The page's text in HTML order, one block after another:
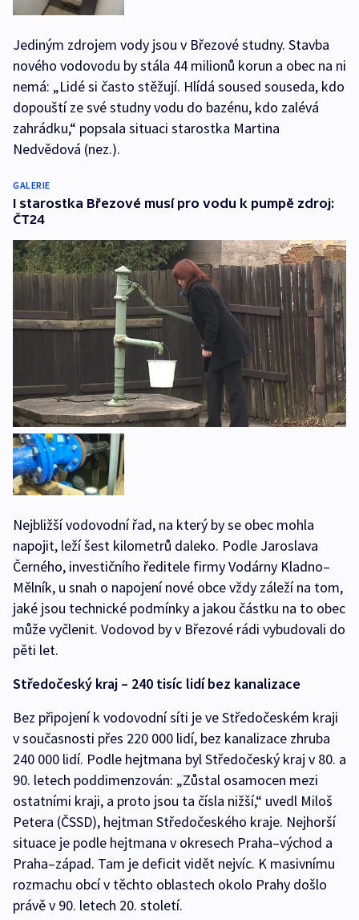
Jediným zdrojem vody jsou v Březové studny. Stavba
nového vodovodu by stála 44 milionů korun a obec na ni
nemá: „Lidé si často stěžují. Hlídá soused souseda, kdo
dopouští ze své studny vodu do bazénu, kdo zalévá
zahrádku,“ popsala situaci starostka Martina
Nedvědová (nez.).
GALERIE
I starostka Březové musí pro vodu k pumpě zdroj:
ČT24
Nejbližší vodovodní řad, na který by se obec mohla
napojit, leží šest kilometrů daleko. Podle Jaroslava
Černého, investičního ředitele firmy Vodárny Kladno–
Mělník, u snah o napojení nové obce vždy záleží na tom,
jaké jsou technické podmínky a jakou částku na to obec
může vyčlenit. Vodovod by v Březové rádi vybudovali do
pěti let.
Středočeský kraj – 240 tisíc lidí bez kanalizace
Bez připojení k vodovodní síti je ve Středočeském kraji
v současnosti přes 220 000 lidí, bez kanalizace zhruba
240 000 lidí. Podle hejtmana byl Středočeský kraj v 80. a
90. letech poddimenzován: „Zůstal osamocen mezi
ostatními kraji, a proto jsou ta čísla nižší,“ uvedl Miloš
Petera (ČSSD), hejtman Středočeského kraje. Nejhorší
situace je podle hejtmana v okresech Praha–východ a
Praha–západ. Tam je deficit vidět nejvíc. K masivnímu
rozmachu obcí v těchto oblastech okolo Prahy došlo
právě v 90. letech 20. století.